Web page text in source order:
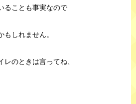
ることも事実なので
もしれません。
のときは言ってね、